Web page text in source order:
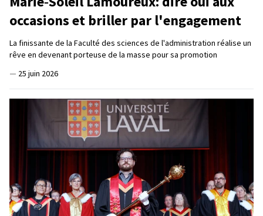
occasions et briller par l'engagement
La finissante de la Faculté des sciences de l'administration réalise un
rêve en devenant porteuse de la masse pour sa promotion
— 25 juin 2026